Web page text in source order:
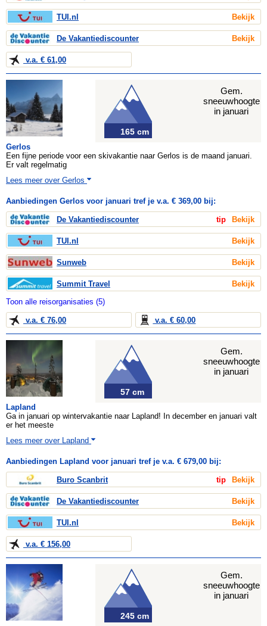
TUI.nl Bekijk
De Vakantiediscounter Bekijk
v.a. € 61,00
Gerlos
Een fijne periode voor een skivakantie naar Gerlos is de maand januari.
Er valt regelmatig
Lees meer over Gerlos
165 cm
Gem.
sneeuwhoogte
in januari
Aanbiedingen Gerlos voor januari tref je v.a. € 369,00 bij:
De Vakantiediscounter tip Bekijk
TUI.nl Bekijk
Sunweb Bekijk
Summit Travel
Bekijk
Toon alle reisorganisaties (5)
v.a. € 76,00 v.a. € 60,00
Lapland
Ga in januari op wintervakantie naar Lapland! In december en januari valt
er het meeste
Lees meer over Lapland
57 cm
Gem.
sneeuwhoogte
in januari
Aanbiedingen Lapland voor januari tref je v.a. € 679,00 bij:
Buro Scanbrit tip Bekijk
De Vakantiediscounter Bekijk
TUI.nl Bekijk
v.a. € 156,00
245 cm
Gem.
sneeuwhoogte
in januari